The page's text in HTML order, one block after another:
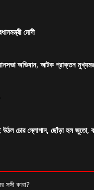
মোদী
অভিযান, আটক প্রাক্তন
উঠল চোর স্লোগান, ছোঁড়া হল জুতো,
সঙ্গী কারা?